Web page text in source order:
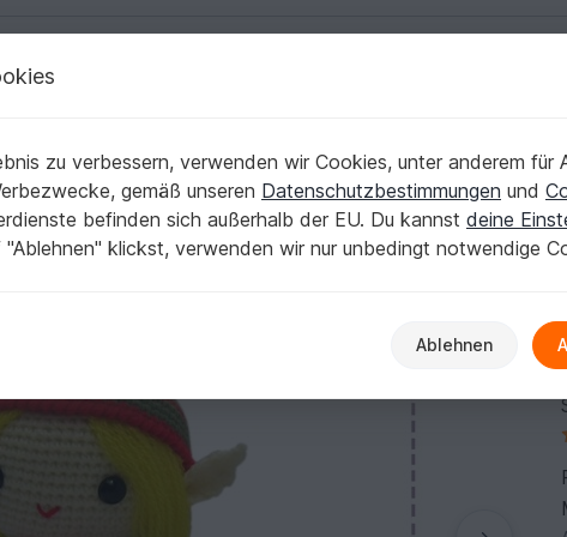
zu verbessern, verwenden wir Cookies, unter anderem für
gemäß unseren Datenschutzbestimmungen und
befinden sich außerhalb der EU. Du kannst deine
"Ablehnen" klickst, verwenden wir nur unbedingt notwendige
Ablehnen